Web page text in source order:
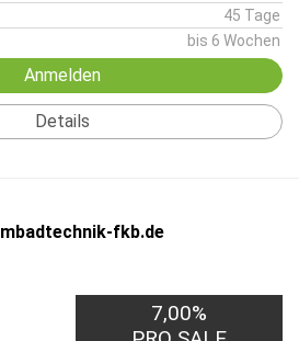
45 Tage
bis 6 Wochen
Anmelden
Details
fkb.de
7,00%